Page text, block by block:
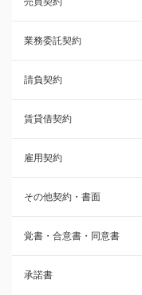
承諾書
雇用契約
その他契約・書面
売買契約
株主総会議事録・関連書類
請負契約
フランチャイズ契約
賃貸借契約
業務委託契約
請負契約
賃貸借契約
雇用契約
その他契約・書面
覚書・合意書・同意書
承諾書